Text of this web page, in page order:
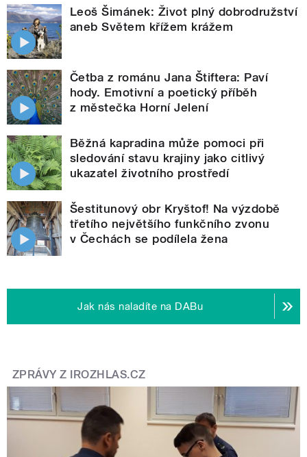
Leoš Šimánek: Život plný dobrodružství
aneb Světem křížem krážem
Četba z románu Jana Štiftera: Paví
hody. Emotivní a poetický příběh
z městečka Horní Jelení
Běžná kapradina může pomoci při
sledování stavu krajiny jako citlivý
ukazatel životního prostředí
Šestitunový obr Kryštof! Na výzdobě
třetího největšího funkčního zvonu
v Čechách se podílela žena
Jak nás naladíte na DABu
ZPRÁVY Z IROZHLAS.CZ